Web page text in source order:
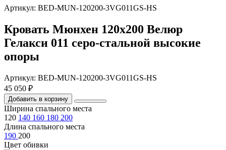
Артикул: BED-MUN-120200-3VG011GS-HS
Кровать Мюнхен 120х200 Велюр
Гелакси 011 серо-стальной высокие
опоры
Артикул: BED-MUN-120200-3VG011GS-HS
45 050 ₽
Добавить в корзину
Ширина спального места
120 140 160 180 200
Длина спального места
190 200
Цвет обивки